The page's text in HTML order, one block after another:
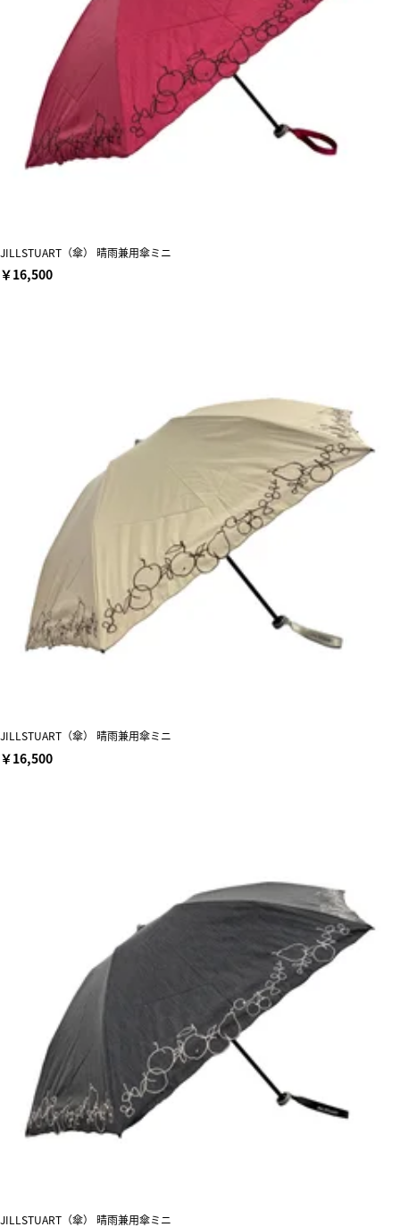
JILLSTUART（傘） 晴雨兼用傘ミニ
￥16,500
JILLSTUART（傘） 晴雨兼用傘ミニ
￥16,500
JILLSTUART（傘） 晴雨兼用傘ミニ